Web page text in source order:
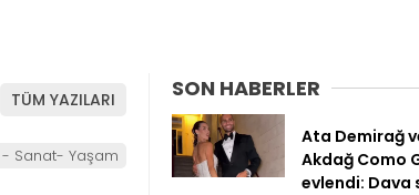
TÜM YAZILARI
- Sanat- Yaşam
SON HABERLER
Ata Demirağ
Akdağ Como
evlendi: Dava